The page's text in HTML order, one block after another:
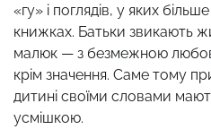
«гу» і поглядів, у яких
книжках. Батьки звикають
малюк — з безмежною
крім значення. Саме тому
дитині своїми словами
усмішкою.